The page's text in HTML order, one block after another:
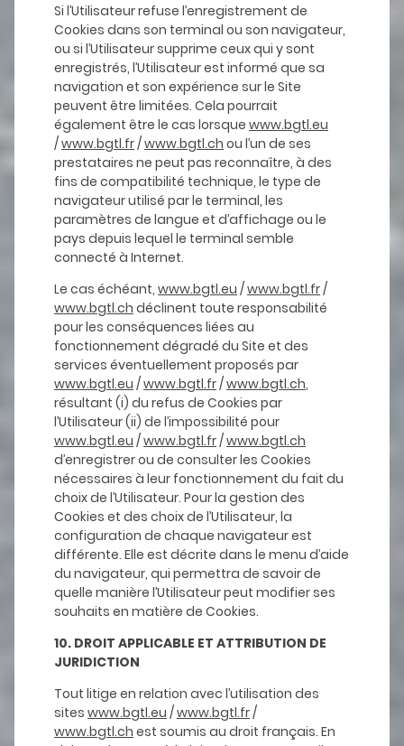
Si l’Utilisateur refuse l’enregistrement de
Cookies dans son terminal ou son navigateur,
ou si l’Utilisateur supprime ceux qui y sont
enregistrés, l’Utilisateur est informé que sa
navigation et son expérience sur le Site
peuvent être limitées. Cela pourrait
également être le cas lorsque www.bgtl.eu
/www.bgtl.fr/www.bgtl.ch ou l’un de ses
prestataires ne peut pas reconnaître, à des
fins de compatibilité technique, le type de
navigateur utilisé par le terminal, les
paramètres de langue et d’affichage ou le
pays depuis lequel le terminal semble
connecté à Internet.
Le cas échéant, www.bgtl.eu /www.bgtl.fr/
www.bgtl.ch déclinent toute responsabilité
pour les conséquences liées au
fonctionnement dégradé du Site et des
services éventuellement proposés par
www.bgtl.eu /www.bgtl.fr/www.bgtl.ch,
résultant (i) du refus de Cookies par
l’Utilisateur (ii) de l’impossibilité pour
www.bgtl.eu /www.bgtl.fr/www.bgtl.ch
d’enregistrer ou de consulter les Cookies
nécessaires à leur fonctionnement du fait du
choix de l’Utilisateur. Pour la gestion des
Cookies et des choix de l’Utilisateur, la
configuration de chaque navigateur est
différente. Elle est décrite dans le menu d’aide
du navigateur, qui permettra de savoir de
quelle manière l’Utilisateur peut modifier ses
souhaits en matière de Cookies.
10. DROIT APPLICABLE ET ATTRIBUTION DE
JURIDICTION
Tout litige en relation avec l’utilisation des
sites www.bgtl.eu /www.bgtl.fr/
www.bgtl.ch est soumis au droit français. En